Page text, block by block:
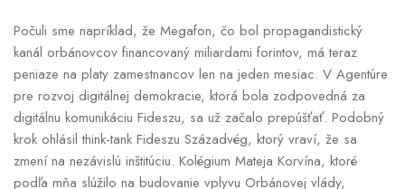
Počuli sme napríklad, že Megafon, čo bol propagandistický
kanál orbánovcov financovaný miliardami forintov, má teraz
peniaze na platy zamestnancov len na jeden mesiac. V Agentúre
pre rozvoj digitálnej demokracie, ktorá bola zodpovedná za
digitálnu komunikáciu Fideszu, sa už začalo prepúšťať. Podobný
krok ohlásil think-tank Fideszu Századvég, ktorý vraví, že sa
zmení na nezávislú inštitúciu. Kolégium Mateja Korvína, ktoré
podľa mňa slúžilo na budovanie vplyvu Orbánovej vlády,